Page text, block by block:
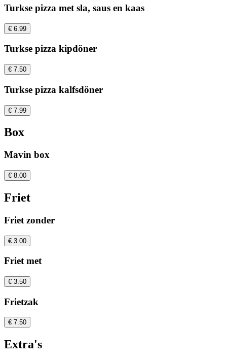
Turkse pizza met sla, saus en kaas
€ 6.99
Turkse pizza kipdöner
€ 7.50
Turkse pizza kalfsdöner
€ 7.99
Box
Mavin box
€ 8.00
Friet
Friet zonder
€ 3.00
Friet met
€ 3.50
Frietzak
€ 7.50
Extra's